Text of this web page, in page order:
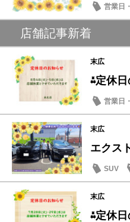
営業日
店舗記事新着
末広
⁂定休
営業日
末広
エクス
SUV
末広
⁂定休